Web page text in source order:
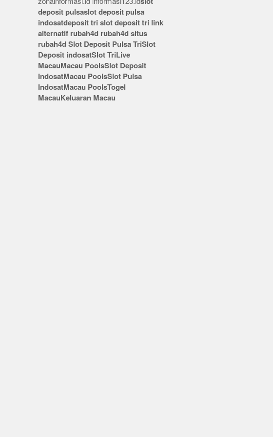
deposit pulsaslot deposit pulsa
indosatdeposit tri slot deposit tri link
alternatif rubah4d rubah4d situs
rubah4d Slot Deposit Pulsa TriSlot
Deposit indosatSlot TriLive
MacauMacau PoolsSlot Deposit
IndosatMacau PoolsSlot Pulsa
IndosatMacau PoolsTogel
MacauKeluaran Macau